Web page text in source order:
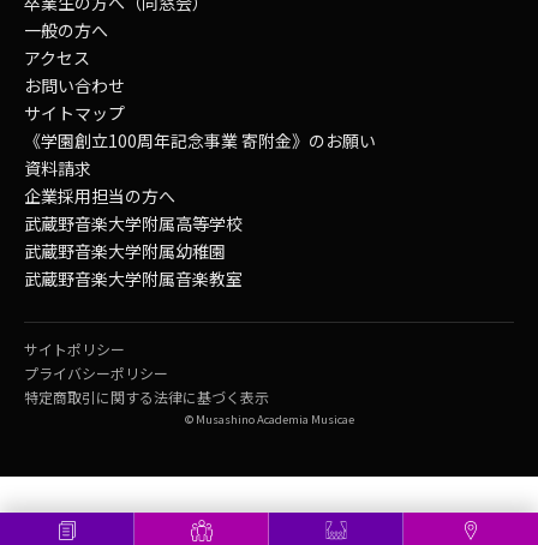
一般の方へ
アクセス
お問い合わせ
サイトマップ
《学園創立100周年記念事業 寄附金》のお願い
資料請求
企業採用担当の方へ
武蔵野音楽大学附属高等学校
武蔵野音楽大学附属幼稚園
武蔵野音楽大学附属音楽教室
© Musashino Academia Musicae
サイトポリシー
プライバシーポリシー
特定商取引に関する法律に基づく表示